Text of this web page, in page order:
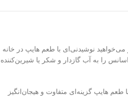
می‌خواهید نوشیدنی‌ای با طعم هایپ در خانه
را به آب گازدار و شکر یا شیرین‌کننده
طعم هایپ گزینه‌ای متفاوت و هیجان‌انگیز